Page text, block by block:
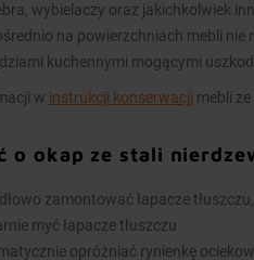
wybielaczy oraz jakichkolwiek
na powierzchniach mebli
kuchennymi mogącymi
w instrukcji konserwacji mebli
o okap ze stali
zamontować łapacze
myć łapacze tłuszczu
opróżniać rynienkę